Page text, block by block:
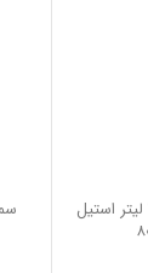
سماور برقی 2000 وات 1.2 + 3.0 لیتر استیل